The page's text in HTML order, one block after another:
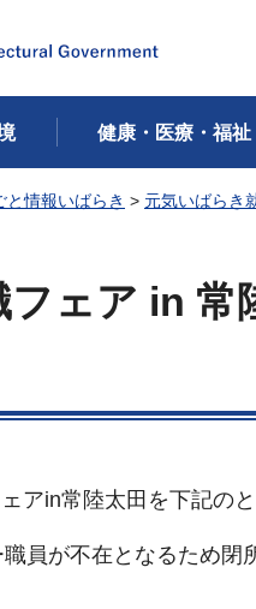
健康・医療・福祉
と情報いばらき > 元気いばらき
ェア in 常
アin常陸太田を下記のと
員が不在となるため閉